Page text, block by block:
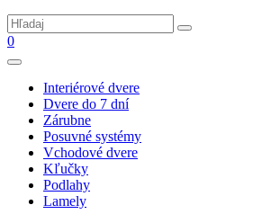
0
Interiérové dvere
Dvere do 7 dní
Zárubne
Posuvné systémy
Vchodové dvere
Kľučky
Podlahy
Lamely